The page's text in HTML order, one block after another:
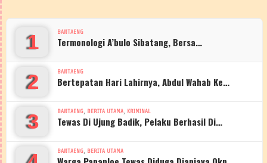
1 BANTAENG
Termonologi A’bulo Sibatang, Bersa…
2 BANTAENG
Bertepatan Hari Lahirnya, Abdul Wahab Ke…
3 BANTAENG, BERITA UTAMA, KRIMINAL
Tewas Di Ujung Badik, Pelaku Berhasil Di…
BANTAENG, BERITA UTAMA